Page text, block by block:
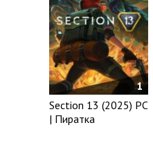
1
Section 13 (2025) PC
| Пиратка